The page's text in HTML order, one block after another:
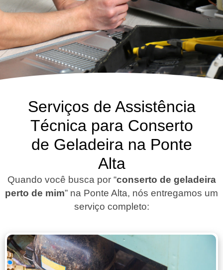
Serviços de Assistência
Técnica para Conserto
de Geladeira na Ponte
Alta
Quando você busca por “conserto de geladeira
perto de mim” na Ponte Alta, nós entregamos um
serviço completo: